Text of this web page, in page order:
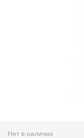
Нет в наличии